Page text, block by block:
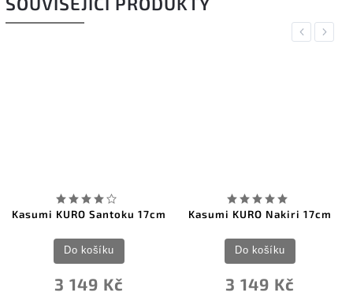
Previous
Kasumi KURO Santoku 17cm
3 149 Kč
Do košíku
Kasumi KURO Nakiri 17cm
3 149 Kč
Do košíku
Next